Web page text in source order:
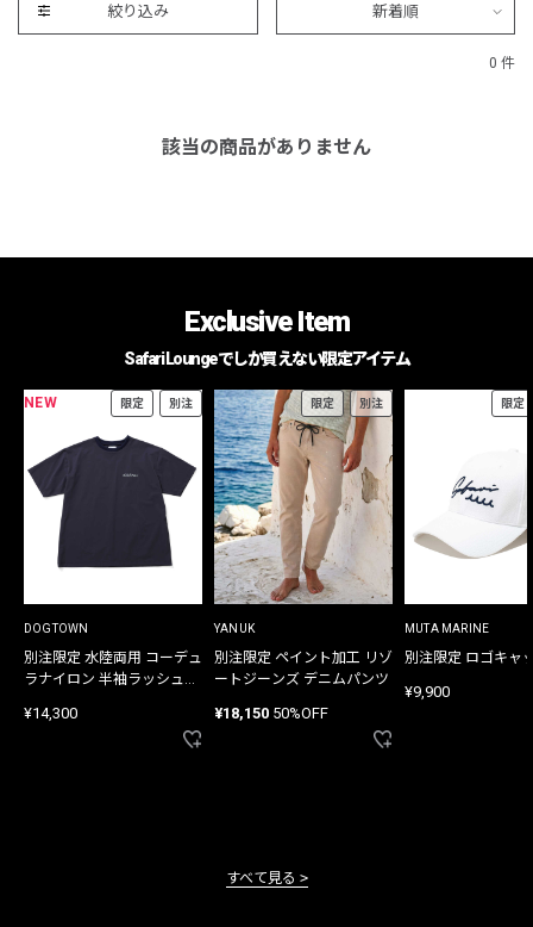
絞り込み 新着順
0 件
該当の商品がありません
Exclusive Item
Safari Loungeでしか買えない限定アイテム
NEW 限定 別注
DOGTOWN
別注限定 水陸両用 コーデュ
ラナイロン 半袖ラッシュガ
¥14,300
限定 別注
YANUK
別注限定 ペイント加工 リゾ
ートジーンズ デニムパンツ
¥18,150 50%OFF
限定
MUTA MARINE
別注限定 ロゴキャ
¥9,900
すべて見る